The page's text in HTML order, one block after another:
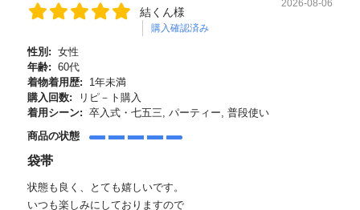
結くん様
購入確認済み
2026-08-06
性別: 女性
年齢: 60代
着物着用歴:
1年未満
購入回数:
リピ－ト購入
着用シーン: 卒入式・七五三, パーティー, 普段使い
商品の状態
袋帯
状態も良く、とても嬉しいです。
いつも楽しみにしておりますので